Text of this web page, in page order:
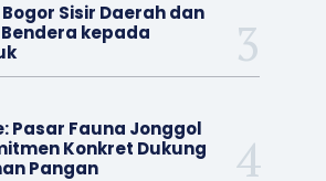
Sisir Daerah dan
kepada
Pasar Fauna Jonggol
Konkret Dukung
Pangan